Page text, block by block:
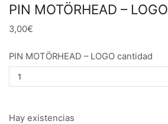
PIN MOTÖRHEAD – LOGO
3,00€
PIN MOTÖRHEAD – LOGO cantidad
Hay existencias